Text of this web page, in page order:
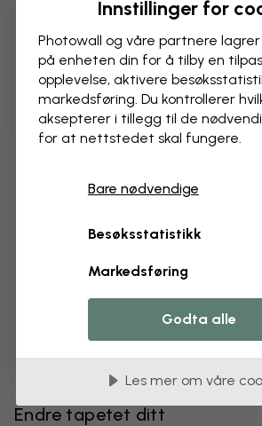
Endre tapetet ditt
3 gratis
Bestill 3 tapetprøver helt gratis
til deg.
Email
Customer type
For meg
Få koden
Nei takk
Innstillinger for
Photowall og våre partnere
på enheten din for å tilby en
opplevelse, aktivere
markedsføring. Du kontrollerer
aksepterer i tillegg til de
for at nettstedet skal fungere.
Bare nødvendige
Besøksstatistikk
Markedsføring
Godta alle
Les mer om våre